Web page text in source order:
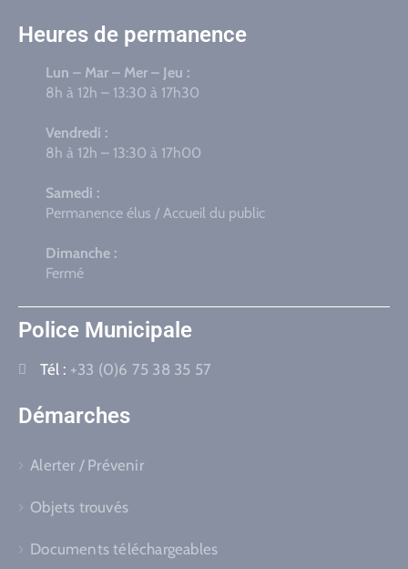
Heures de permanence
Lun – Mar – Mer – Jeu :
8h à 12h – 13:30 à 17h30
Vendredi :
8h à 12h – 13:30 à 17h00
Samedi :
Permanence élus / Accueil du public
Dimanche :
Fermé
Police Municipale
Tél : +33 (0)6 75 38 35 57
Démarches
Alerter / Prévenir
Objets trouvés
Documents téléchargeables